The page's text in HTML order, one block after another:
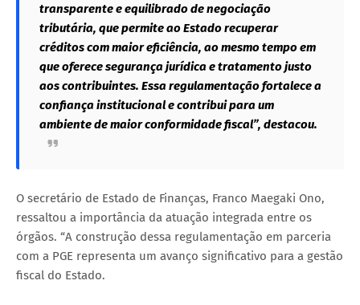
transparente e equilibrado de negociação
tributária, que permite ao Estado recuperar
créditos com maior eficiência, ao mesmo tempo em
que oferece segurança jurídica e tratamento justo
aos contribuintes. Essa regulamentação fortalece a
confiança institucional e contribui para um
ambiente de maior conformidade fiscal”, destacou.
O secretário de Estado de Finanças, Franco Maegaki Ono,
ressaltou a importância da atuação integrada entre os
órgãos. “A construção dessa regulamentação em parceria
com a PGE representa um avanço significativo para a gestão
fiscal do Estado.